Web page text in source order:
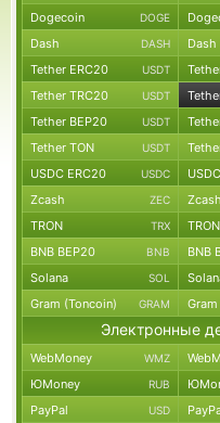
Dogecoin DOGE
Dash DASH Dash
Tether ERC20 USDT
Tether TRC20 USDT
Tether BEP20 USDT
Tether TON USDT
USDC ERC20 USDC
Zcash ZEC Zcash
TRON TRX TRON
BNB BEP20 BNB BNB
Solana SOL
Gram (Toncoin) GRAM
Электронные
WebMoney WMZ
ЮMoney RUB
PayPal USD